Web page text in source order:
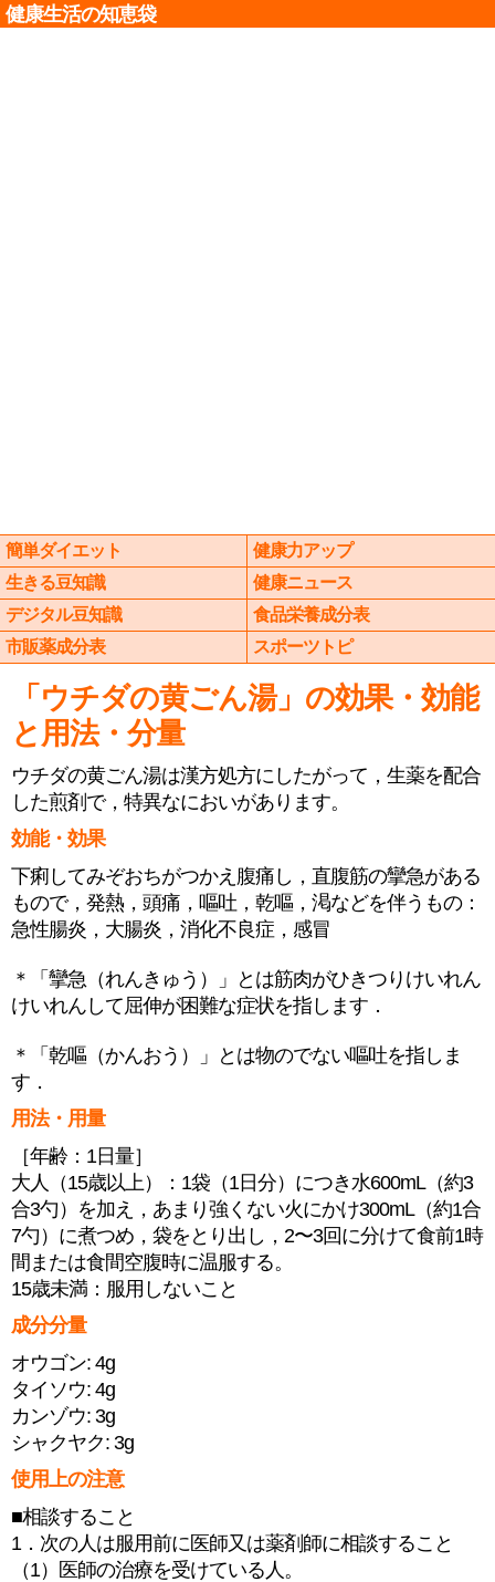
健康生活の知恵袋
簡単ダイエット
健康力アップ
生きる豆知識
健康ニュース
デジタル豆知識
食品栄養成分表
市販薬成分表
スポーツトピ
「ウチダの黄ごん湯」の効果・効能
と用法・分量
ウチダの黄ごん湯は漢方処方にしたがって，生薬を配合
した煎剤で，特異なにおいがあります。
効能・効果
下痢してみぞおちがつかえ腹痛し，直腹筋の攣急がある
もので，発熱，頭痛，嘔吐，乾嘔，渇などを伴うもの：
急性腸炎，大腸炎，消化不良症，感冒
＊「攣急（れんきゅう）」とは筋肉がひきつりけいれん
けいれんして屈伸が困難な症状を指します．
＊「乾嘔（かんおう）」とは物のでない嘔吐を指しま
す．
用法・用量
［年齢：1日量］
大人（15歳以上）：1袋（1日分）につき水600mL（約3
合3勺）を加え，あまり強くない火にかけ300mL（約1合
7勺）に煮つめ，袋をとり出し，2〜3回に分けて食前1時
間または食間空腹時に温服する。
15歳未満：服用しないこと
成分分量
オウゴン: 4g
タイソウ: 4g
カンゾウ: 3g
シャクヤク: 3g
使用上の注意
■相談すること
1．次の人は服用前に医師又は薬剤師に相談すること
（1）医師の治療を受けている人。